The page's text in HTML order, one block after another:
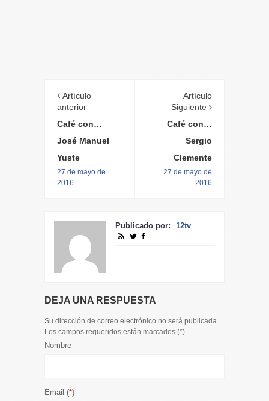
Artículo
anterior
Café con…
José Manuel
Yuste
27 de mayo de
2016
Artículo
Siguiente
Café con…
Sergio
Clemente
27 de mayo de
2016
Publicado por: 12tv
DEJA UNA RESPUESTA
Su dirección de correo electrónico no será publicada.
Los campos requeridos están marcados (*)
Nombre
Email (*)